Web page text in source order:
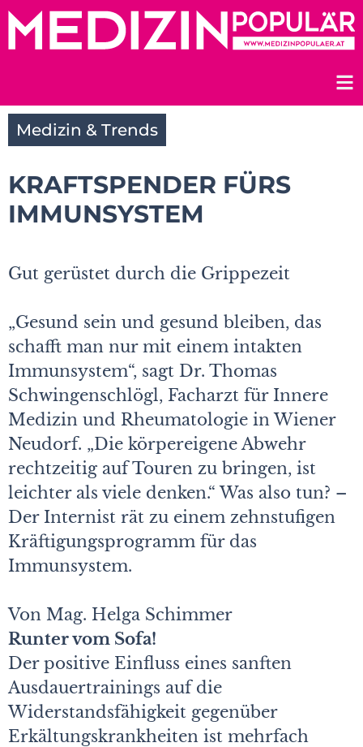
Zum
Inhalt
Medizin & Trends
KRAFTSPENDER FÜRS
IMMUNSYSTEM
Gut gerüstet durch die Grippezeit
„Gesund sein und gesund bleiben, das
schafft man nur mit einem intakten
Immunsystem“, sagt Dr. Thomas
Schwingenschlögl, Facharzt für Innere
Medizin und Rheumatologie in Wiener
Neudorf. „Die körpereigene Abwehr
rechtzeitig auf Touren zu bringen, ist
leichter als viele denken.“ Was also tun? –
Der Internist rät zu einem zehnstufigen
Kräftigungsprogramm für das
Immunsystem.
Von Mag. Helga Schimmer
Runter vom Sofa!
Der positive Einfluss eines sanften
Ausdauertrainings auf die
Widerstandsfähigkeit gegenüber
Erkältungskrankheiten ist mehrfach